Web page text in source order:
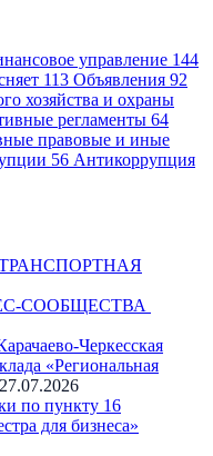
управление 144
113 Объявления 92
хозяйства и охраны
регламенты 64
правовые и иные
56 Антикоррупция
СООБЩЕСТВА
Черкесская
«Региональная
27.07.2026
по пункту 16
для бизнеса»